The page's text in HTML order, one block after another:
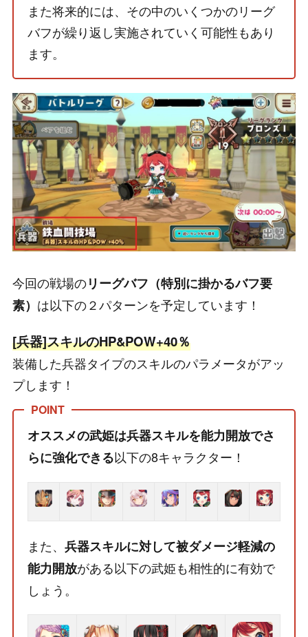
また将来的には、その中のいくつかのリーグ
バフが繰り返し実施されていく可能性もあり
ます。
今回の戦場のリーグバフ（特別に掛かるバフ要
素） は以下の２パターンを予定しています！
[兵器]スキルのHP&POW+40％
装備した兵器タイプのスキルのパラメータがアッ
プします！
オススメの武姫は兵器スキルを能力開放でさ
らに強化できる以下の8キャラクター！
また、 兵器スキルに対して被ダメージ軽減の
能力開放がある以下の武姫も相性的に有効で
しょう。